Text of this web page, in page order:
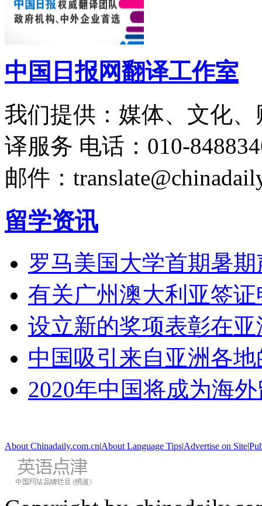
中国日报网翻译工作室
我们提供：媒体、文化
译服务 电话：010-
邮件：
留学资讯
罗马美国大学首期暑
有关广州澳大利亚签
设立新的奖项表彰在
中国吸引来自亚洲各
2020年中国将成为海
About Chinadaily.com.cn|About Language Tips|Advertise on Site|